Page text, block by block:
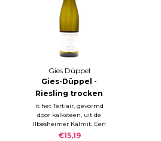
Gies Düppel
Gies-Düppel -
Riesling trocken
KALKSTEIN 2023
it het Tertiair, gevormd
door kalksteen, uit de
Ilbesheimer Kalmit. Een
'mand vol geel fruit'.
€15,19